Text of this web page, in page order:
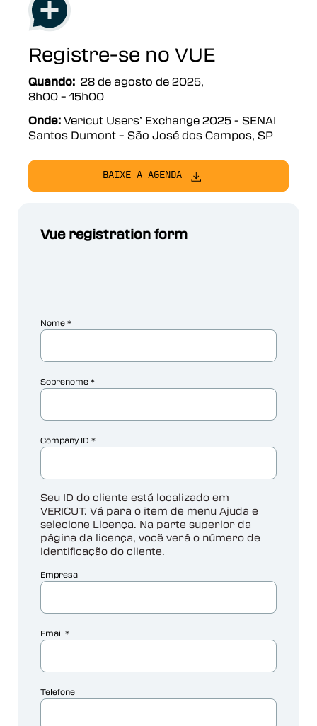
Registre-se no VUE
Quando: 28 de agosto de 2025,
8h00 – 15h00
Onde:Vericut Users’ Exchange 2025 - SENAI
Santos Dumont – São José dos Campos, SP
BAIXE A AGENDA
Vue registration form